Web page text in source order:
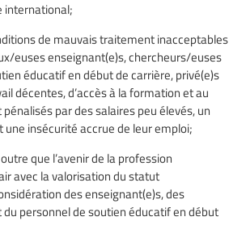
international;
de mauvais traitement inacceptables
euses enseignant(e)s, chercheurs/euses
éducatif en début de carrière, privé(e)s
décentes, d’accès à la formation et au
par des salaires peu élevés, un
insécurité accrue de leur emploi;
que l’avenir de la profession
avec la valorisation du statut
des enseignant(e)s, des
personnel de soutien éducatif en début